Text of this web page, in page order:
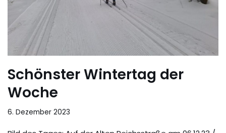
Schönster Wintertag der
Woche
6. Dezember 2023